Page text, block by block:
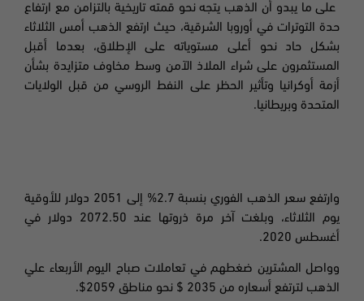
على ما يبدو أن الذهب يتجه نحو قمته تاريخية بالتزامن مع ارتفاع
حدة التوترات في أوروبا الشرقية، حيث ارتفع الذهب أمس الثلاثاء
بشكل حاد نحو أعلى مستوياته على الإطلاق، بعدما أقبل
المستثمرون على شراء الملاذ الآمن وسط مخاوف متزايدة بشأن
أزمة أوكرانيا وتأثير الحظر على النفط الروسي من قبل الولايات
المتحدة وبريطانيا.
وارتفع سعر الذهب الفوري بنسبة 2.7% إلى 2051 دولار للأوقية
يوم الثلاثاء، وبلغت آخر مرة ذروتها عند 2072.50 دولار في
أغسطس 2020.
وواصل المشترين ضغطهم في تعاملات صباح اليوم الأربعاء علي
الذهب لترتفع أسعاره من 2035 $ نحو مناطق 2059$
.